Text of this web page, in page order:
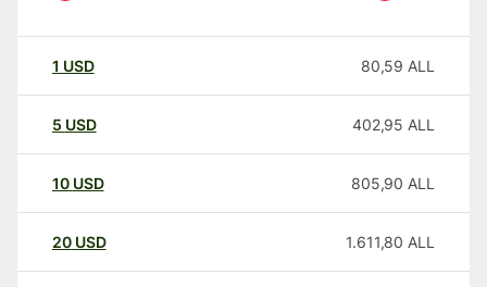
1 USD 80,59 ALL
5 USD 402,95 ALL
10 USD 805,90 ALL
20 USD 1.611,80 ALL